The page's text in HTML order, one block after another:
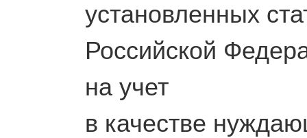
установленных
Российской
на учет
в качестве